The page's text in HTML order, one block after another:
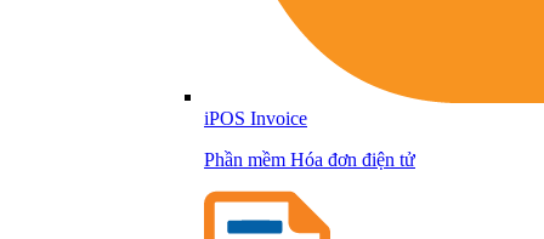
iPOS Invoice
Phần mềm Hóa đơn điện tử